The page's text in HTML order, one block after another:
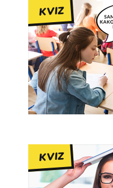
KVIZ
KVIZ